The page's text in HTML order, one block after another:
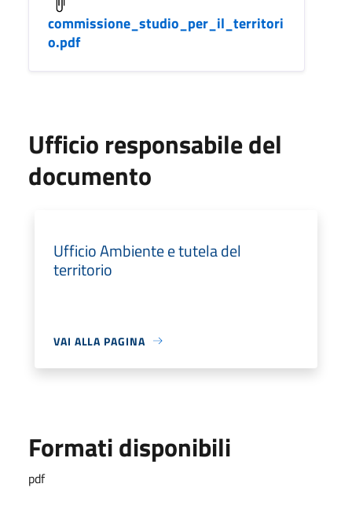
commissione_studio_per_il_territori
o.pdf
Ufficio responsabile del
documento
Ufficio Ambiente e tutela del
territorio
VAI ALLA PAGINA
Formati disponibili
pdf